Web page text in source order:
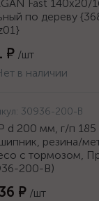
Fast 140x20/
по дереву
₽ /шт
в наличии
30936-200-B
d 200 мм, г/п 185
резина/
c тормозом,
200-B)
₽ /шт